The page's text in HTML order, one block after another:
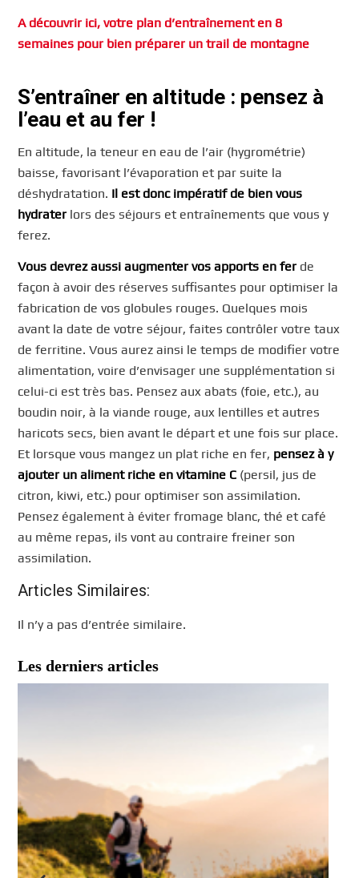
A découvrir ici, votre plan d’entraînement en 8
semaines pour bien préparer un trail de montagne
S’entraîner en altitude : pensez à
l’eau et au fer !
En altitude, la teneur en eau de l’air (hygrométrie)
baisse, favorisant l’évaporation et par suite la
déshydratation. Il est donc impératif de bien vous
hydrater lors des séjours et entraînements que vous y
ferez.
Vous devrez aussi augmenter vos apports en fer de
façon à avoir des réserves suffisantes pour optimiser la
fabrication de vos globules rouges. Quelques mois
avant la date de votre séjour, faites contrôler votre taux
de ferritine. Vous aurez ainsi le temps de modifier votre
alimentation, voire d’envisager une supplémentation si
celui-ci est très bas. Pensez aux abats (foie, etc.), au
boudin noir, à la viande rouge, aux lentilles et autres
haricots secs, bien avant le départ et une fois sur place.
Et lorsque vous mangez un plat riche en fer, pensez à y
ajouter un aliment riche en vitamine C (persil, jus de
citron, kiwi, etc.) pour optimiser son assimilation.
Pensez également à éviter fromage blanc, thé et café
au même repas, ils vont au contraire freiner son
assimilation.
Articles Similaires:
Il n’y a pas d’entrée similaire.
Les derniers articles